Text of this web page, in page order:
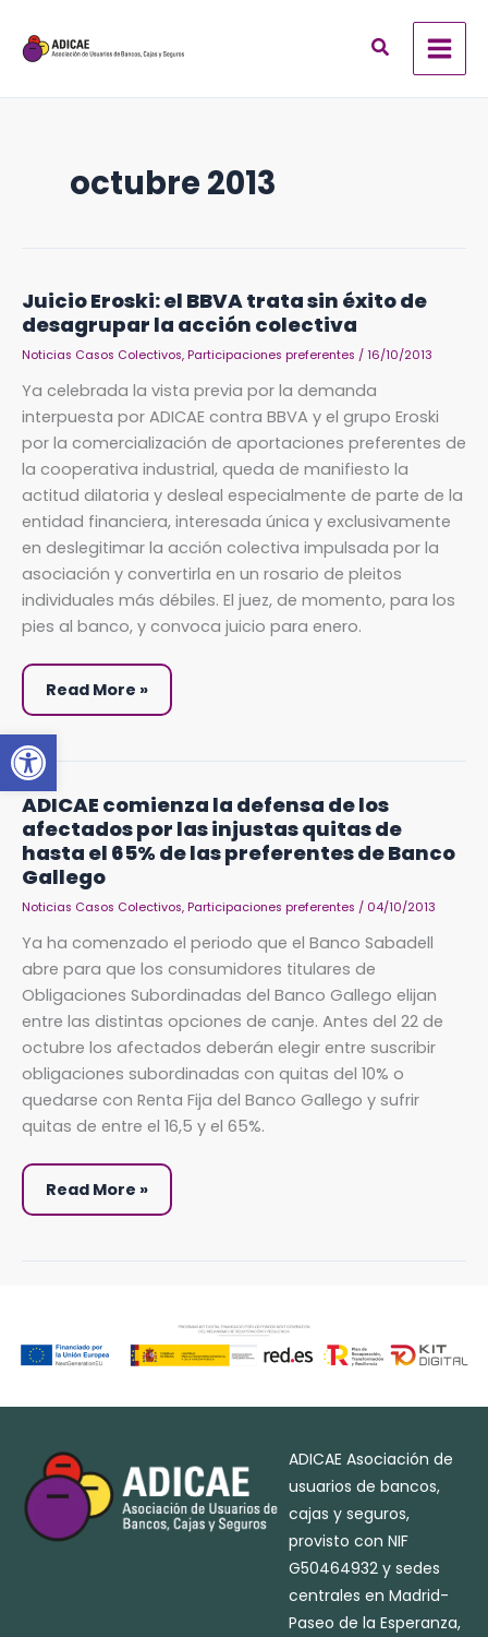
Abrir barra de herramientas
contenido
octubre 2013
Juicio Eroski: el BBVA trata sin éxito de
desagrupar la acción colectiva
Noticias Casos Colectivos, Participaciones preferentes / 16/10/2013
Ya celebrada la vista previa por la demanda
interpuesta por ADICAE contra BBVA y el grupo Eroski
por la comercialización de aportaciones preferentes de
la cooperativa industrial, queda de manifiesto la
actitud dilatoria y desleal especialmente de parte de la
entidad financiera, interesada única y exclusivamente
en deslegitimar la acción colectiva impulsada por la
asociación y convertirla en un rosario de pleitos
individuales más débiles. El juez, de momento, para los
pies al banco, y convoca juicio para enero.
Juicio
Eroski:
el
BBVA
trata
éxito
de
desagrupar
la
acción
colectiva
Read More »
ADICAE comienza la defensa de los
afectados por las injustas quitas de
hasta el 65% de las preferentes de Banco
Gallego
Noticias Casos Colectivos, Participaciones preferentes / 04/10/2013
Ya ha comenzado el periodo que el Banco Sabadell
abre para que los consumidores titulares de
Obligaciones Subordinadas del Banco Gallego elijan
entre las distintas opciones de canje. Antes del 22 de
octubre los afectados deberán elegir entre suscribir
obligaciones subordinadas con quitas del 10% o
quedarse con Renta Fija del Banco Gallego y sufrir
quitas de entre el 16,5 y el 65%.
ADICAE
comienza
la
defensa
de
los
afectados
por
injustas
quitas
de
hasta
el
65%
de
las
preferentes
de
Banco
Gallego
Read More »
ADICAE Asociación de
usuarios de bancos,
cajas y seguros,
provisto con NIF
G50464932 y sedes
centrales en Madrid-
Paseo de la Esperanza,